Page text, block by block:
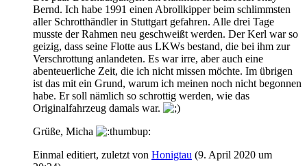
Bernd. Ich habe 1991 einen Abrollkipper beim schlimmsten
aller Schrotthändler in Stuttgart gefahren. Alle drei Tage
musste der Rahmen neu geschweißt werden. Der Kerl war so
geizig, dass seine Flotte aus LKWs bestand, die bei ihm zur
Verschrottung anlandeten. Es war irre, aber auch eine
abenteuerliche Zeit, die ich nicht missen möchte. Im übrigen
ist das mit ein Grund, warum ich meinen noch nicht begonnen
habe. Er soll nämlich so schrottig werden, wie das
Originalfahrzeug damals war.
Grüße, Micha
Einmal editiert, zuletzt von Honigtau (9. April 2020 um